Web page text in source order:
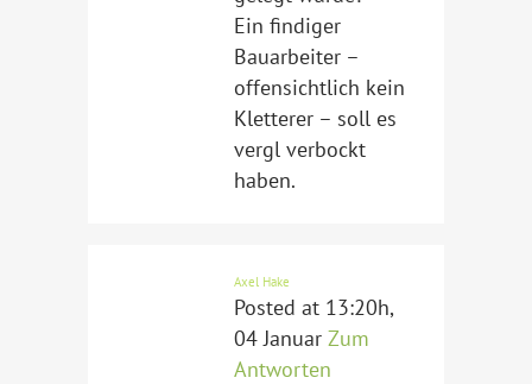
Ein findiger
Bauarbeiter –
offensichtlich kein
Kletterer – soll es
vergl verbockt
haben.
Axel Hake
Posted at 13:20h,
04 Januar Zum
Antworten